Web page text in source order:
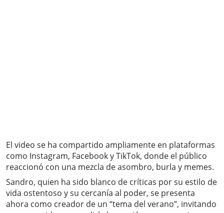
El video se ha compartido ampliamente en plataformas
como Instagram, Facebook y TikTok, donde el público
reaccionó con una mezcla de asombro, burla y memes.
Sandro, quien ha sido blanco de críticas por su estilo de
vida ostentoso y su cercanía al poder, se presenta
ahora como creador de un “tema del verano”, invitando